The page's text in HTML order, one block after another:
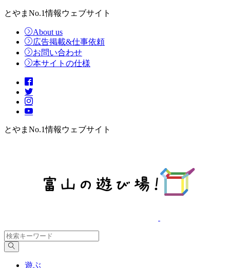
とやまNo.1情報ウェブサイト
About us
広告掲載&仕事依頼
お問い合わせ
本サイトの仕様
とやまNo.1情報ウェブサイト
遊ぶ